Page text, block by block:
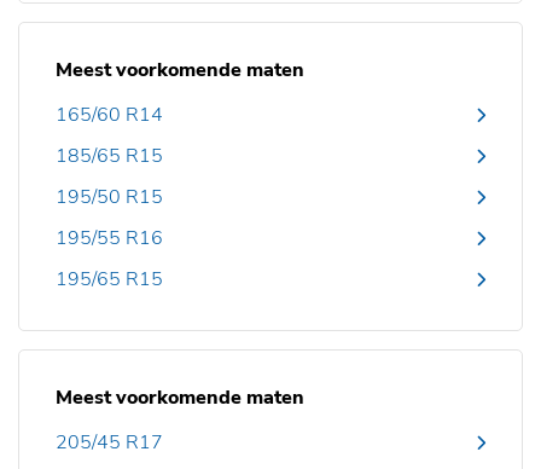
Meest voorkomende maten
165/60 R14
185/65 R15
195/50 R15
195/55 R16
195/65 R15
Meest voorkomende maten
205/45 R17